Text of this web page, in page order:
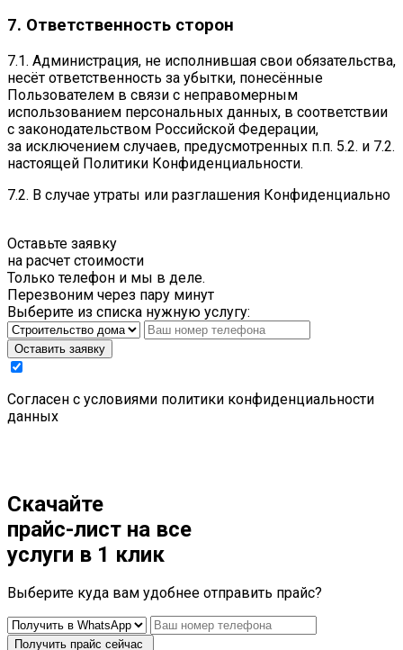
7. Ответственность сторон
7.1. Администрация, не исполнившая свои обязательства,
несёт ответственность за убытки, понесённые
Пользователем в связи с неправомерным
использованием персональных данных, в соответствии
с законодательством Российской Федерации,
за исключением случаев, предусмотренных п.п. 5.2. и 7.2.
настоящей Политики Конфиденциальности.
7.2. В случае утраты или разглашения Конфиденциально
Оставьте заявку
на расчет стоимости
Только телефон и мы в деле.
Перезвоним через пару минут
Выберите из списка нужную услугу:
Оставить заявку
Cогласен с условиями политики конфиденциальности
данных
Скачайте
прайс-лист на все
услуги в 1 клик
Выберите куда вам удобнее отправить прайс?
Получить прайс сейчас